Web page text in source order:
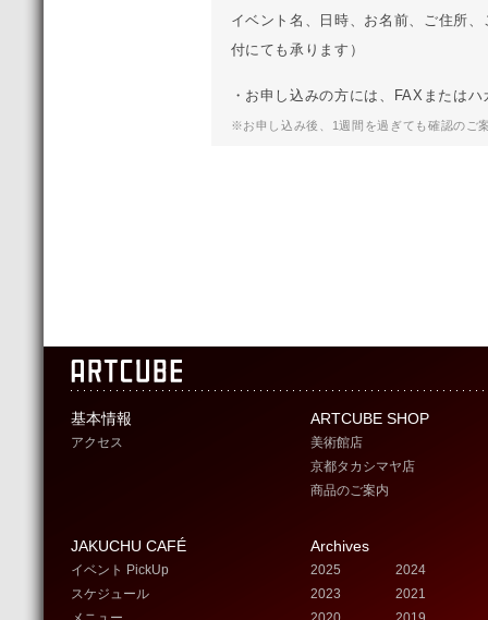
イベント名、日時、お名前、ご住所
付にても承ります）
・お申し込みの方には、FAXまたは
※お申し込み後、1週間を過ぎても確認のご
基本情報
アクセス
ARTCUBE SHOP
美術館店
京都タカシマヤ店
商品のご案内
JAKUCHU CAFÉ
イベント PickUp
スケジュール
Archives
2025
2024
2023
2021